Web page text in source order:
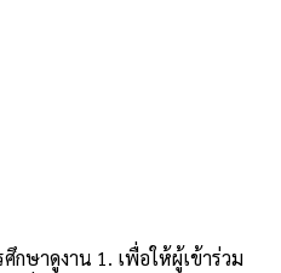
กษาดูงาน 1. เพื่อให้ผู้เข้าร่วม